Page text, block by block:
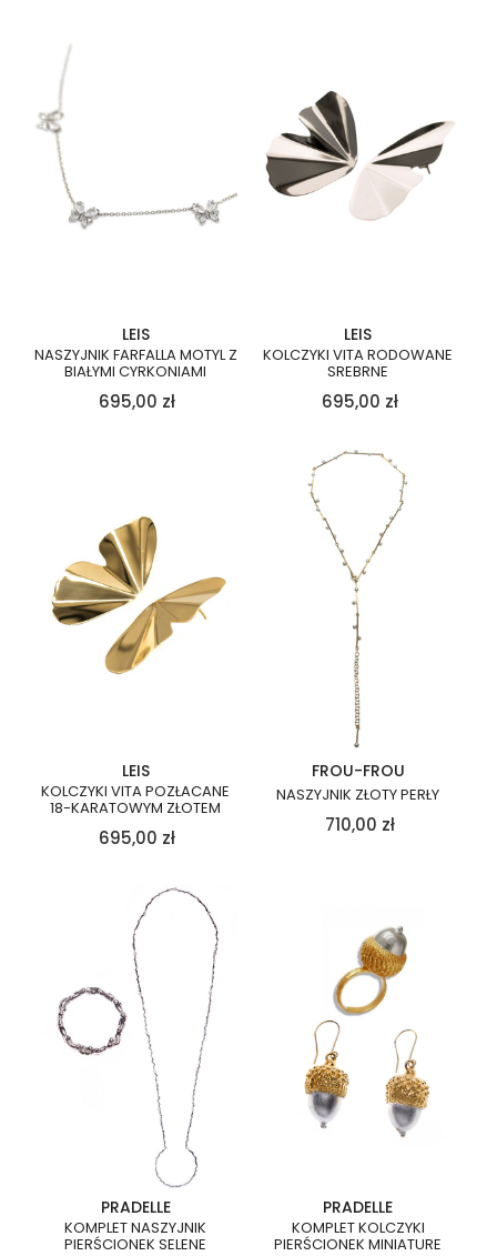
LEIS
NASZYJNIK FARFALLA MOTYL Z
BIAŁYMI CYRKONIAMI
695,00 zł
LEIS
KOLCZYKI VITA RODOWANE
SREBRNE
695,00 zł
LEIS
KOLCZYKI VITA POZŁACANE
18-KARATOWYM ZŁOTEM
695,00 zł
FROU-FROU
NASZYJNIK ZŁOTY PERŁY
710,00 zł
PRADELLE
KOMPLET NASZYJNIK
PIERŚCIONEK SELENE
PRADELLE
KOMPLET KOLCZYKI
PIERŚCIONEK MINIATURE